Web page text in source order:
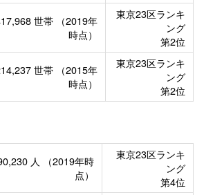
世帯
（2019年
時点）
東京23区ランキ
ング
第2位
世帯
（2015年
時点）
東京23区ランキ
ング
第2位
人
（2019年時
点）
東京23区ランキ
ング
第4位